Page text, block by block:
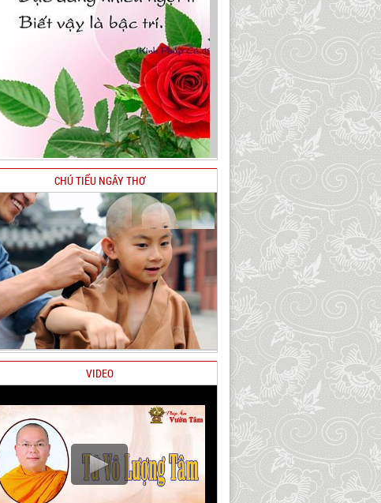
CHÚ TIỂU NGÂY THƠ
VIDEO